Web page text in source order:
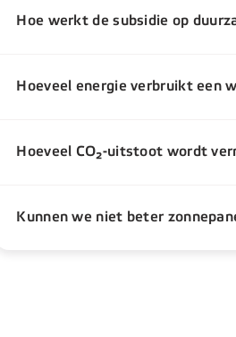
Hoe werkt de subsidie op
Hoeveel energie verbruikt een
Hoeveel CO₂-uitstoot wordt
Kunnen we niet beter